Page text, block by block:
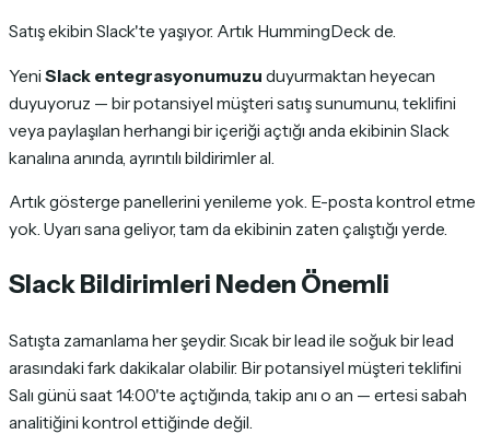
Satış ekibin Slack'te yaşıyor. Artık HummingDeck de.
Yeni Slack entegrasyonumuzu duyurmaktan heyecan
duyuyoruz — bir potansiyel müşteri satış sunumunu, teklifini
veya paylaşılan herhangi bir içeriği açtığı anda ekibinin Slack
kanalına anında, ayrıntılı bildirimler al.
Artık gösterge panellerini yenileme yok. E-posta kontrol etme
yok. Uyarı sana geliyor, tam da ekibinin zaten çalıştığı yerde.
Slack Bildirimleri Neden Önemli
Satışta zamanlama her şeydir. Sıcak bir lead ile soğuk bir lead
arasındaki fark dakikalar olabilir. Bir potansiyel müşteri teklifini
Salı günü saat 14:00'te açtığında, takip anı o an — ertesi sabah
analitiğini kontrol ettiğinde değil.